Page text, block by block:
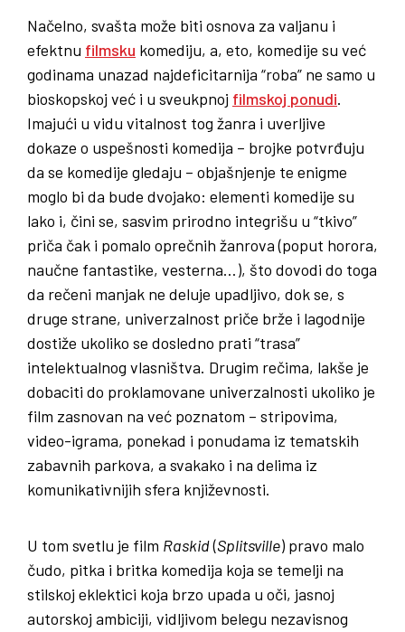
Načelno, svašta može biti osnova za valjanu i
efektnu filmsku komediju, a, eto, komedije su već
godinama unazad najdeficitarnija “roba” ne samo u
bioskopskoj već i u sveukpnoj filmskoj ponudi.
Imajući u vidu vitalnost tog žanra i uverljive
dokaze o uspešnosti komedija – brojke potvrđuju
da se komedije gledaju – objašnjenje te enigme
moglo bi da bude dvojako: elementi komedije su
lako i, čini se, sasvim prirodno integrišu u “tkivo”
priča čak i pomalo oprečnih žanrova (poput horora,
naučne fantastike, vesterna…), što dovodi do toga
da rečeni manjak ne deluje upadljivo, dok se, s
druge strane, univerzalnost priče brže i lagodnije
dostiže ukoliko se dosledno prati “trasa”
intelektualnog vlasništva. Drugim rečima, lakše je
dobaciti do proklamovane univerzalnosti ukoliko je
film zasnovan na već poznatom – stripovima,
video-igrama, ponekad i ponudama iz tematskih
zabavnih parkova, a svakako i na delima iz
komunikativnijih sfera književnosti.
U tom svetlu je film Raskid(Splitsville) pravo malo
čudo, pitka i britka komedija koja se temelji na
stilskoj eklektici koja brzo upada u oči, jasnoj
autorskoj ambiciji, vidljivom belegu nezavisnog